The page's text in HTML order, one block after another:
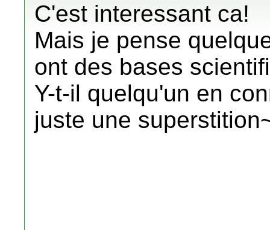
C'est interessant ca!
Mais je pense
ont des bases
Y-t-il quelqu'un en
juste une